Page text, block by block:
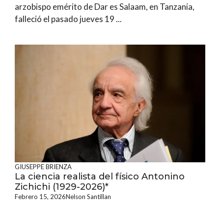
arzobispo emérito de Dar es Salaam, en Tanzania,
falleció el pasado jueves 19 ...
GIUSEPPE BRIENZA
La ciencia realista del físico Antonino
Zichichi (1929-2026)*
Febrero 15, 2026Nelson Santillan